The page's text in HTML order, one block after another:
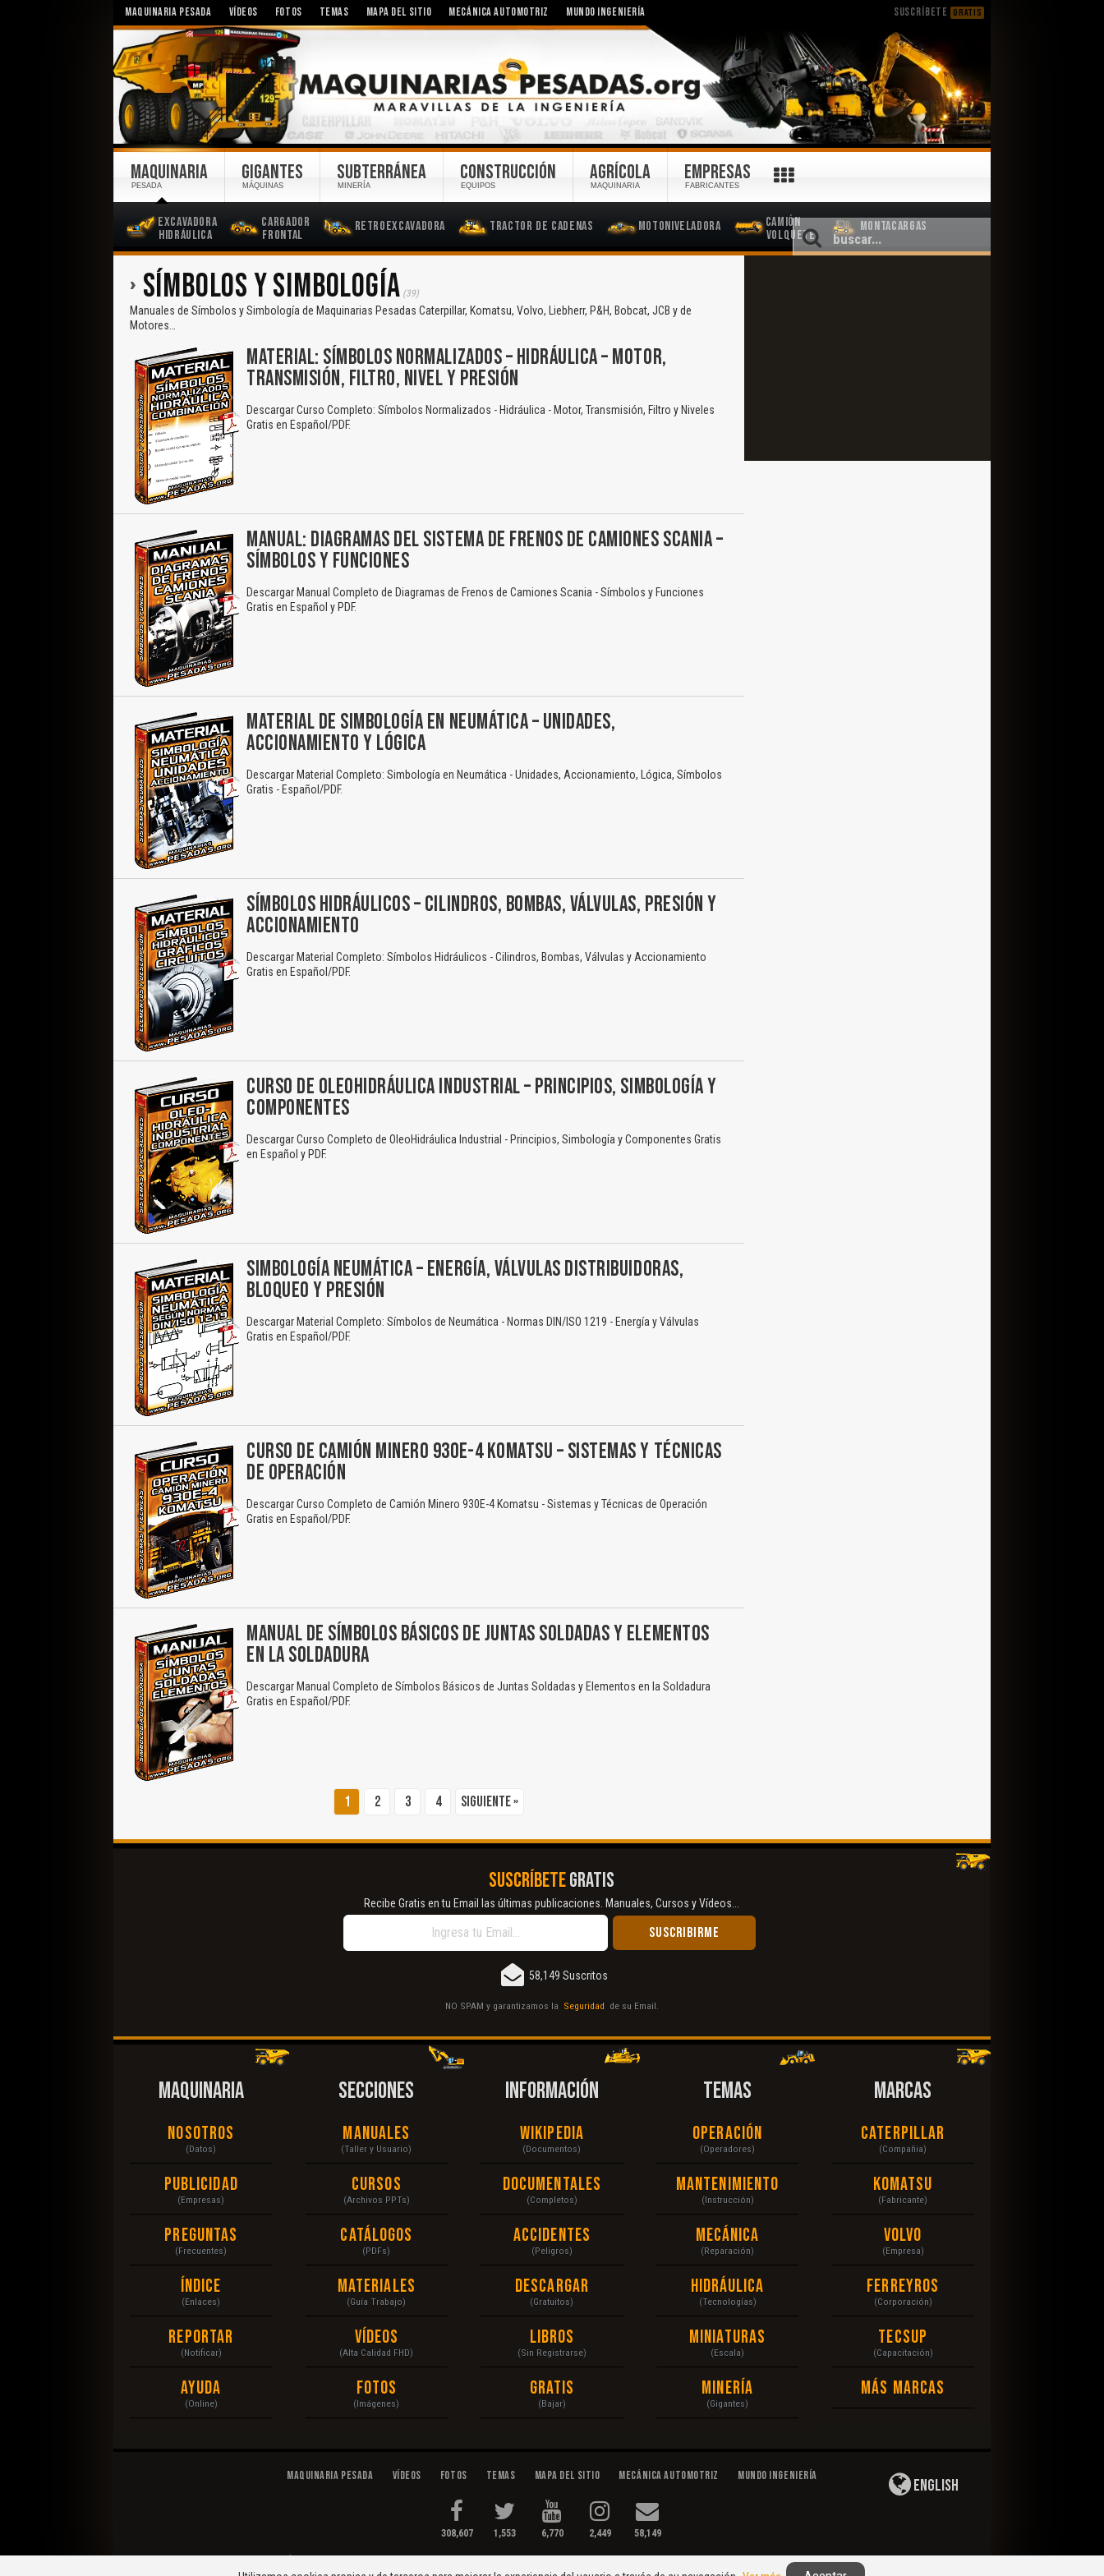
MAQUINARIA PESADA VÍDEOS FOTOS TEMAS MAPA DEL SITIO MECÁNICA AUTOMOTRIZ MUNDO INGENIERÍA SUSCRÍBETE GRATIS
MAQUINARIA
PESADA
Excavadora
Hidráulica
Cargador
Frontal
Retroexcavadora Tractor de Cadenas Motoniveladora
Camión
Volquete
Montacargas
GIGANTES
MÁQUINAS
SUBTERRÁNEA
MINERÍA
CONSTRUCCIÓN
EQUIPOS
AGRÍCOLA
MAQUINARIA
EMPRESAS
FABRICANTES
SÍMBOLOS Y SIMBOLOGÍA (39)
Manuales de Símbolos y Simbología de Maquinarias Pesadas Caterpillar, Komatsu, Volvo, Liebherr, P&H, Bobcat, JCB y de
Motores…
MATERIAL: SÍMBOLOS NORMALIZADOS – HIDRÁULICA – MOTOR,
TRANSMISIÓN, FILTRO, NIVEL Y PRESIÓN
Descargar Curso Completo: Símbolos Normalizados - Hidráulica - Motor, Transmisión, Filtro y Niveles
Gratis en Español/PDF.
MANUAL: DIAGRAMAS DEL SISTEMA DE FRENOS DE CAMIONES SCANIA –
SÍMBOLOS Y FUNCIONES
Descargar Manual Completo de Diagramas de Frenos de Camiones Scania - Símbolos y Funciones
Gratis en Español y PDF.
MATERIAL DE SIMBOLOGÍA EN NEUMÁTICA – UNIDADES,
ACCIONAMIENTO Y LÓGICA
Descargar Material Completo: Simbología en Neumática - Unidades, Accionamiento, Lógica, Símbolos
Gratis - Español/PDF.
SÍMBOLOS HIDRÁULICOS – CILINDROS, BOMBAS, VÁLVULAS, PRESIÓN Y
ACCIONAMIENTO
Descargar Material Completo: Símbolos Hidráulicos - Cilindros, Bombas, Válvulas y Accionamiento
Gratis en Español/PDF.
CURSO DE OLEOHIDRÁULICA INDUSTRIAL – PRINCIPIOS, SIMBOLOGÍA Y
COMPONENTES
Descargar Curso Completo de OleoHidráulica Industrial - Principios, Simbología y Componentes Gratis
en Español y PDF.
SIMBOLOGÍA NEUMÁTICA – ENERGÍA, VÁLVULAS DISTRIBUIDORAS,
BLOQUEO Y PRESIÓN
Descargar Material Completo: Símbolos de Neumática - Normas DIN/ISO 1219 - Energía y Válvulas
Gratis en Español/PDF.
CURSO DE CAMIÓN MINERO 930E-4 KOMATSU – SISTEMAS Y TÉCNICAS
DE OPERACIÓN
Descargar Curso Completo de Camión Minero 930E-4 Komatsu - Sistemas y Técnicas de Operación
Gratis en Español/PDF.
MANUAL DE SÍMBOLOS BÁSICOS DE JUNTAS SOLDADAS Y ELEMENTOS
EN LA SOLDADURA
Descargar Manual Completo de Símbolos Básicos de Juntas Soldadas y Elementos en la Soldadura
Gratis en Español/PDF.
1 2 3 4 Siguiente »
SUSCRÍBETEGRATIS
Recibe Gratis en tu Email las últimas publicaciones. Manuales, Cursos y Vídeos...
58,149 Suscritos
NO SPAM y garantizamos la Seguridad de su Email.
MAQUINARIA
Nosotros
(Datos)
Publicidad
(Empresas)
Preguntas
(Frecuentes)
Índice
(Enlaces)
Reportar
(Notificar)
Ayuda
(Online)
SECCIONES
Manuales
(Taller y Usuario)
Cursos
(Archivos PPTs)
Catálogos
(PDFs)
Materiales
(Guía Trabajo)
Vídeos
(Alta Calidad FHD)
Fotos
(Imágenes)
INFORMACIÓN
Wikipedia
(Documentos)
Documentales
(Completos)
Accidentes
(Peligros)
Descargar
(Gratuitos)
Libros
(Sin Registrarse)
Gratis
(Bajar)
TEMAS
Operación
(Operadores)
Mantenimiento
(Instrucción)
Mecánica
(Reparación)
Hidráulica
(Tecnologías)
Miniaturas
(Escala)
Minería
(Gigantes)
MARCAS
Caterpillar
(Compañia)
Komatsu
(Fabricante)
Volvo
(Empresa)
Ferreyros
(Corporación)
Tecsup
(Capacitación)
Más Marcas
Maquinaria Pesada Vídeos Fotos Temas Mapa del Sitio Mecánica Automotriz Mundo Ingeniería
308,607 1,553 6,770 2,449 58,149
English
|Derechos de Autor
No carga o no se visualiza el contenido.